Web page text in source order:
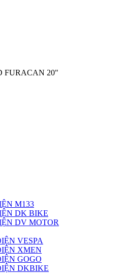
FURACAN 20"
M133
DK BIKE
DV MOTOR
VESPA
XMEN
GOGO
DKBIKE